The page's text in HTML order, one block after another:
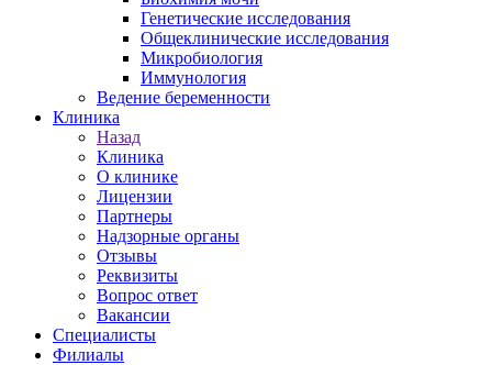
Генетические исследования
Общеклинические исследования
Микробиология
Иммунология
Ведение беременности
Клиника
Назад
Клиника
О клинике
Лицензии
Партнеры
Надзорные органы
Отзывы
Реквизиты
Вопрос ответ
Вакансии
Специалисты
Филиалы